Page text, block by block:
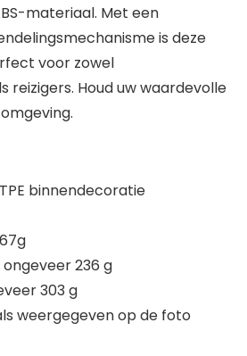
materiaal. Met een
is deze
voor zowel
reizigers. Houd uw waardevolle
binnendecoratie
236 g
303 g
weergegeven op de foto